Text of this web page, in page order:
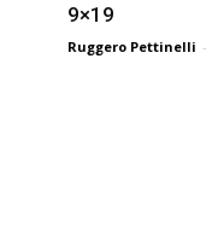
9×19
Ruggero Pettinelli -